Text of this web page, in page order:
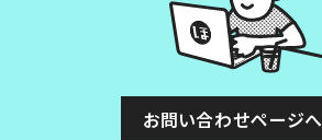
お問い合わせページへ